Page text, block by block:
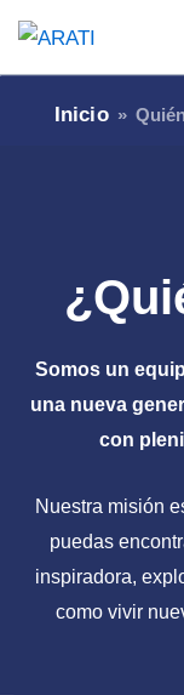
Inicio»
Somos un
una nueva
con
Nuestra misión
puedas
inspiradora,
como vivir